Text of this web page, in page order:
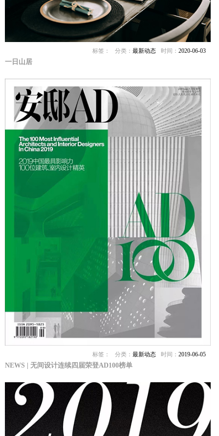
时间：2020-06-03
分类：最新动态
标签：
一日山居
时间：2019-06-05
分类：最新动态
标签：
NEWS | 无间设计连续四届荣登AD100榜单